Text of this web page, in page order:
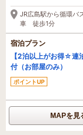
JR広島駅から循環バ
車 徒歩1分
宿泊プラン
【2泊以上がお得☆連
付（お部屋のみ）
ポイントUP
MAPを見